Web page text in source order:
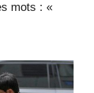
mots : «